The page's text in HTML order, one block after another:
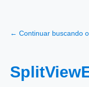
← Continuar buscando